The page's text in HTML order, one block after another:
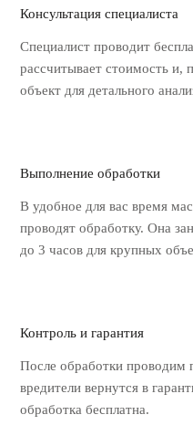
Консультация специалиста
Специалист проводит
рассчитывает стоимость и,
объект для детального
Выполнение обработки
В удобное для вас время
проводят обработку. Она
до 3 часов для крупных
Контроль и гарантия
После обработки проводим
вредители вернутся в
обработка бесплатна.